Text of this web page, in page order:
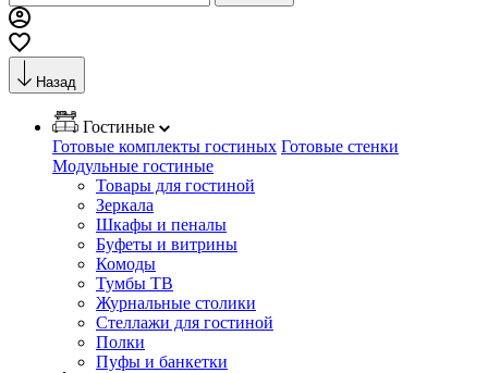
Назад
Гостиные
Готовые комплекты гостиных Готовые стенки
Модульные гостиные
Товары для гостиной
Зеркала
Шкафы и пеналы
Буфеты и витрины
Комоды
Тумбы ТВ
Журнальные столики
Стеллажи для гостиной
Полки
Пуфы и банкетки